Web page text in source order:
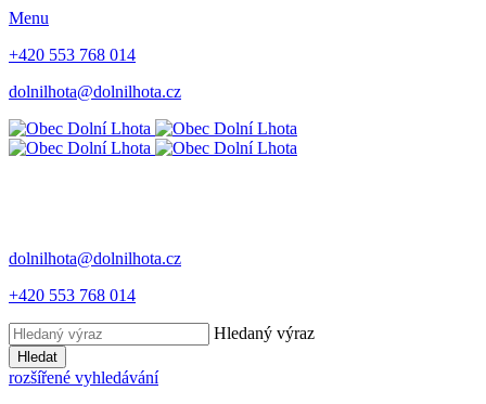
Menu
+420 553 768 014
dolnilhota@dolnilhota.cz
dolnilhota@dolnilhota.cz
+420 553 768 014
Hledaný výraz
Hledat
rozšířené vyhledávání